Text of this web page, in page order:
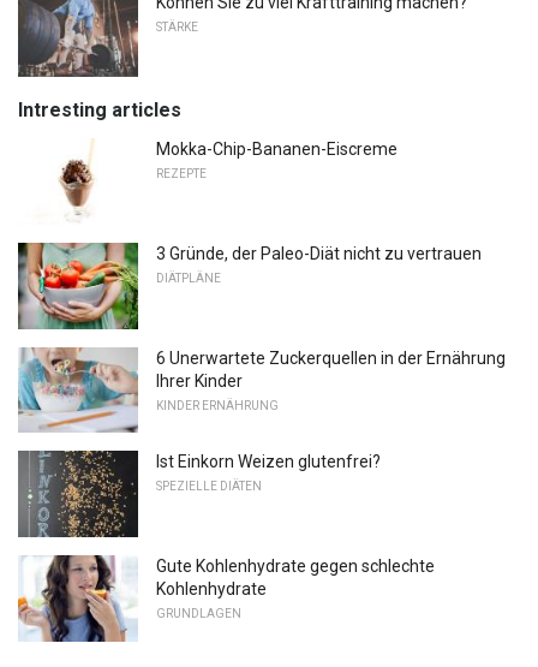
STÄRKE
Intresting articles
Mokka-Chip-Bananen-Eiscreme
REZEPTE
3 Gründe, der Paleo-Diät nicht zu vertrauen
DIÄTPLÄNE
6 Unerwartete Zuckerquellen in der Ernährung
Ihrer Kinder
KINDER ERNÄHRUNG
Ist Einkorn Weizen glutenfrei?
SPEZIELLE DIÄTEN
Gute Kohlenhydrate gegen schlechte
Kohlenhydrate
GRUNDLAGEN